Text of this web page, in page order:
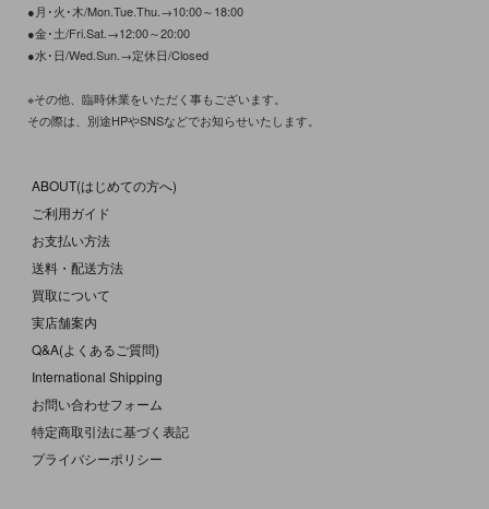
●月･火･木/Mon.Tue.Thu.→10:00～18:00
●金･土/Fri.Sat.→12:00～20:00
●水･日/Wed.Sun.→定休日/Closed
※その他、臨時休業をいただく事もございます。
その際は、別途HPやSNSなどでお知らせいたします。
ABOUT(はじめての方へ)
ご利用ガイド
お支払い方法
送料・配送方法
買取について
実店舗案内
Q&A(よくあるご質問)
International Shipping
お問い合わせフォーム
特定商取引法に基づく表記
プライバシーポリシー